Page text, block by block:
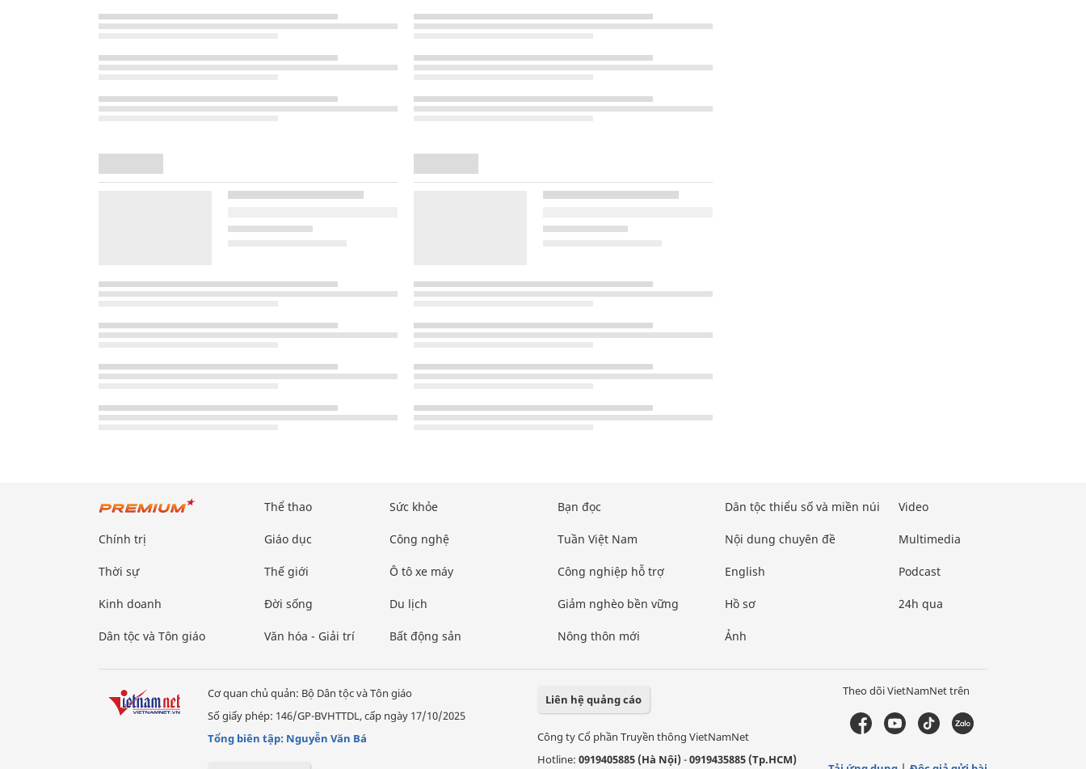
Chính trị
Thời sự
Kinh doanh
Dân tộc và Tôn giáo
Thể thao
Giáo dục
Thế giới
Đời sống
Văn hóa - Giải trí
Sức khỏe
Công nghệ
Ô tô xe máy
Du lịch
Bất động sản
Bạn đọc
Tuần Việt Nam
Công nghiệp hỗ trợ
Giảm nghèo bền vững
Nông thôn mới
Dân tộc thiểu số và miền núi
Nội dung chuyên đề
English
Hồ sơ
Ảnh
Video
Multimedia
Podcast
24h qua
Cơ quan chủ quản: Bộ Dân tộc và Tôn giáo
Số giấy phép: 146/GP-BVHTTDL, cấp ngày 17/10/2025
Tổng biên tập: Nguyễn Văn Bá
Liên hệ quảng cáo
Công ty Cổ phần Truyền thông VietNamNet
Hotline: 0919405885 (Hà Nội)-0919435885 (Tp.HCM)
Theo dõi VietNamNet trên